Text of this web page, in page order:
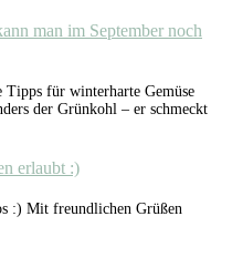
man im September noch
Tipps für winterharte Gemüse
der Grünkohl – er schmeckt
erlaubt :)
:) Mit freundlichen Grüßen